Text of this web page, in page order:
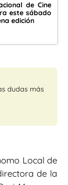
de Cine
este sábado
edición
dudas más
Local de
de la